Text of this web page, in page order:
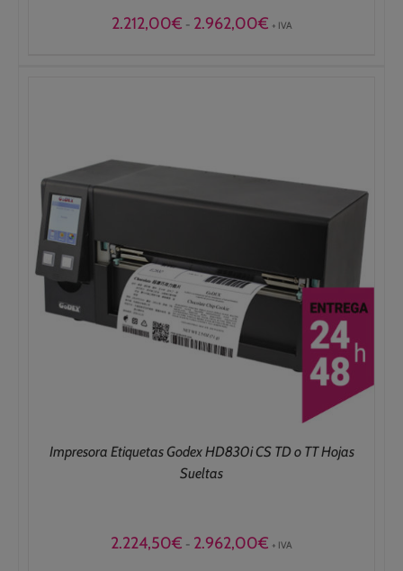
2.212,00€ - 2.962,00€Rango
+ IVA
Impresora Etiquetas Godex HD830i CS TD o TT Hojas
Sueltas
2.224,50€ - 2.962,00€ Rango
+ IVA